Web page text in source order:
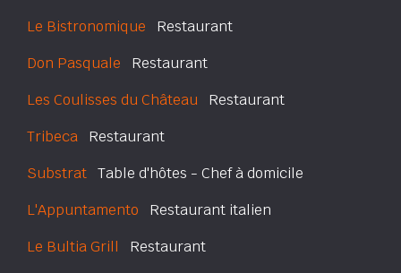
Le Bistronomique Restaurant
Don Pasquale Restaurant
Les Coulisses du Château Restaurant
Tribeca Restaurant
Substrat Table d'hôtes - Chef à domicile
L'Appuntamento Restaurant italien
Le Bultia Grill Restaurant